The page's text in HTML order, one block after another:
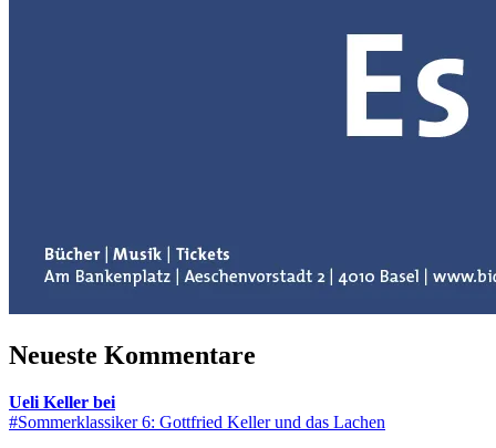
Neueste Kommentare
Ueli Keller bei
#Sommerklassiker 6: Gottfried Keller und das Lachen